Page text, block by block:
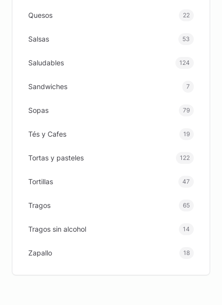
Quesos 22
Salsas 53
Saludables 124
Sandwiches 7
Sopas 79
Tés y Cafes 19
Tortas y pasteles 122
Tortillas 47
Tragos 65
Tragos sin alcohol 14
Zapallo 18